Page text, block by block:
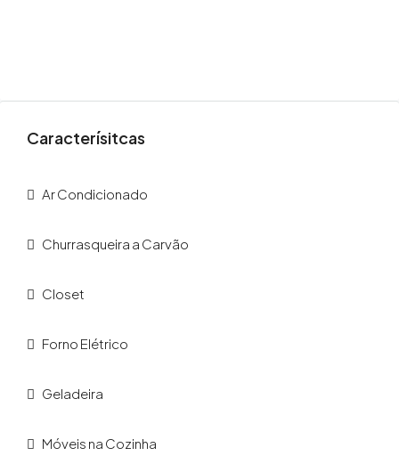
Caracterísitcas
Ar Condicionado
Churrasqueira a Carvão
Closet
Forno Elétrico
Geladeira
Móveis na Cozinha